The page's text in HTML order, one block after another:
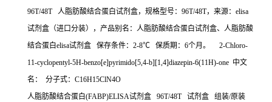
96T/48T 人脂肪酸结合蛋白试剂盒，规格型号：96T/48T，来源：elisa
试剂盒（进口分装），产品别名：人脂肪酸结合蛋白试剂盒、人脂肪酸
结合蛋白elisa试剂盒 保存条件：2-8℃ 保质期：6个月。 2-Chloro-
11-cyclopentyl-5H-benzo[e]pyrimido[5,4-b][1,4]diazepin-6(11H)-one 中文
名： 分子式：C16H15ClN4O
人脂肪酸结合蛋白(FABP)ELISA试剂盒 96T/48T 试剂盒 组装/原装